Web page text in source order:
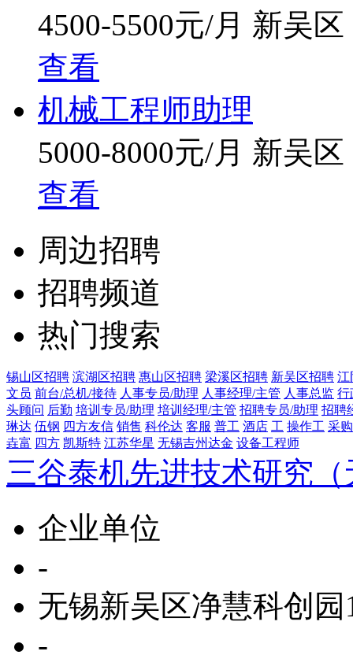
4500-5500元/月 新吴区
查看
机械工程师助理
5000-8000元/月 新吴区
查看
周边招聘
招聘频道
热门搜索
锡山区招聘 滨湖区招聘 惠山区招聘 梁溪区招聘 新吴区招聘 江
文员 前台/总机/接待 人事专员/助理 人事经理/主管 人事总监 行
头顾问 后勤 培训专员/助理 培训经理/主管 招聘专员/助理 招聘
琳达 伍钢 四方友信 销售 科伦达 客服 普工 酒店 工 操作工 采购
垚富 四方 凯斯特 江苏华星 无锡吉州达金 设备工程师
三谷泰机先进技术研究
企业单位
-
无锡新吴区净慧科创园
-